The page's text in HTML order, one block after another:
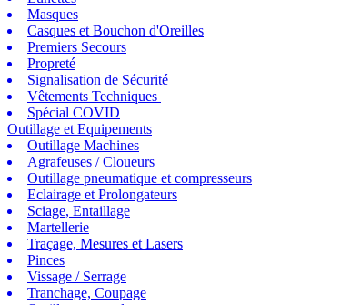
Masques
Casques et Bouchon d'Oreilles
Premiers Secours
Propreté
Signalisation de Sécurité
Vêtements Techniques
Spécial COVID
Outillage et Equipements
Outillage Machines
Agrafeuses / Cloueurs
Outillage pneumatique et compresseurs
Eclairage et Prolongateurs
Sciage, Entaillage
Martellerie
Traçage, Mesures et Lasers
Pinces
Vissage / Serrage
Tranchage, Coupage